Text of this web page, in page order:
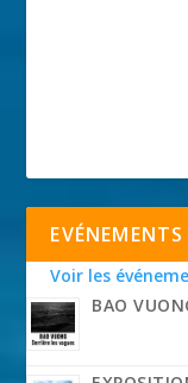
EVÉNEMENTS
Voir les
BAO